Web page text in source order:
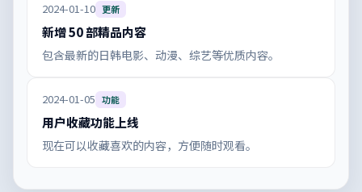
2024-01-10 更新
新增 50 部精品内容
包含最新的日韩电影、动漫、综艺等优质内容。
2024-01-05 功能
用户收藏功能上线
现在可以收藏喜欢的内容，方便随时观看。